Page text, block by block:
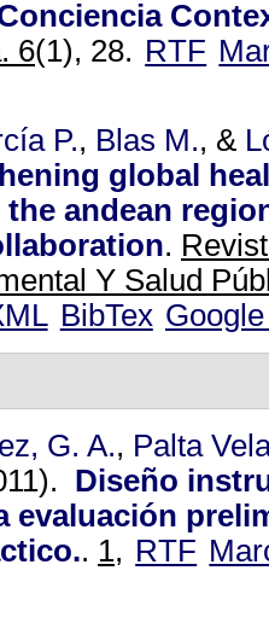
6(1), 28. RTF
P., Blas M., &
global
andean
.
Y Salud
BibTex
G. A., Palta
Diseño
evaluación
. 1, RTF